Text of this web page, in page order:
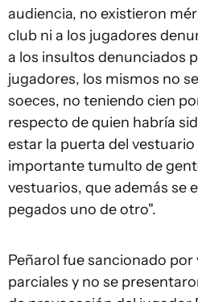
audiencia, no existieron
club ni a los jugadores
a los insultos denunciados
jugadores, los mismos no
soeces, no teniendo cien
respecto de quien habría
estar la puerta del
importante tumulto de
vestuarios, que además se
pegados uno de otro".
Peñarol fue sancionado por
parciales y no se